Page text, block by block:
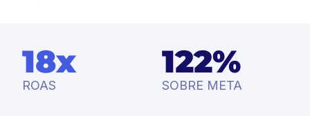
18x
ROAS
122%
SOBRE META